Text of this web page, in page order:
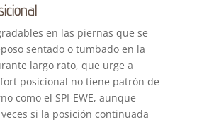
en las piernas que se
sentado o tumbado en la
largo rato, que urge a
posicional no tiene patrón de
como el SPI-EWE, aunque
si la posición continuada